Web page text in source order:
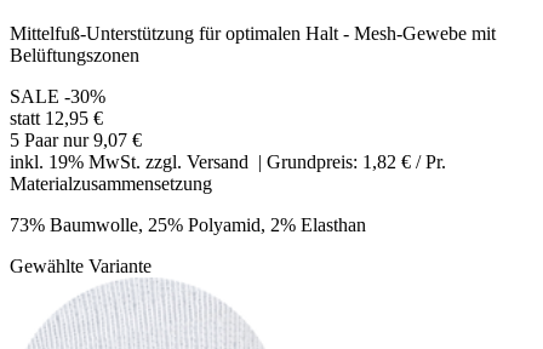
Mittelfuß-Unterstützung für optimalen Halt - Mesh-Gewebe mit
Belüftungszonen
SALE -30%
statt 12,95 €
5 Paar nur 9,07 €
inkl. 19% MwSt. zzgl. Versand | Grundpreis: 1,82 € / Pr.
Materialzusammensetzung
73% Baumwolle, 25% Polyamid, 2% Elasthan
Gewählte Variante